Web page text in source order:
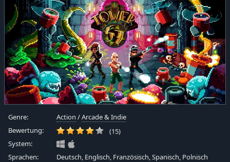
Genre: Action /Arcade & Indie
Bewertung:
(15)
System:
Sprachen:
Deutsch, Englisch, Französisch, Spanisch, Polnisch